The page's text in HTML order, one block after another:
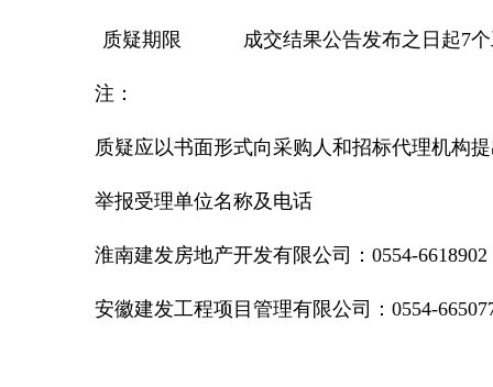
质疑期限 成交结果公告发布之日起7
注：
质疑应以书面形式向采购人和招标代理机构
举报受理单位名称及电话
淮南建发房地产开发有限公司：0554-6618902
安徽建发工程项目管理有限公司